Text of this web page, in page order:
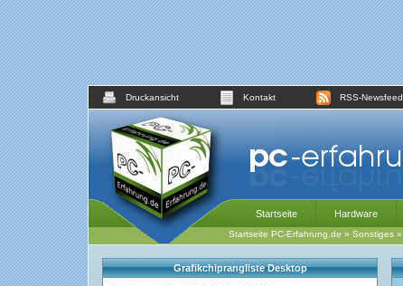
Druckansicht Kontakt RSS-Newsfeed
Startseite Hardware
Startseite PC-Erfahrung.de » Sonstiges »
Grafikchiprangliste Desktop